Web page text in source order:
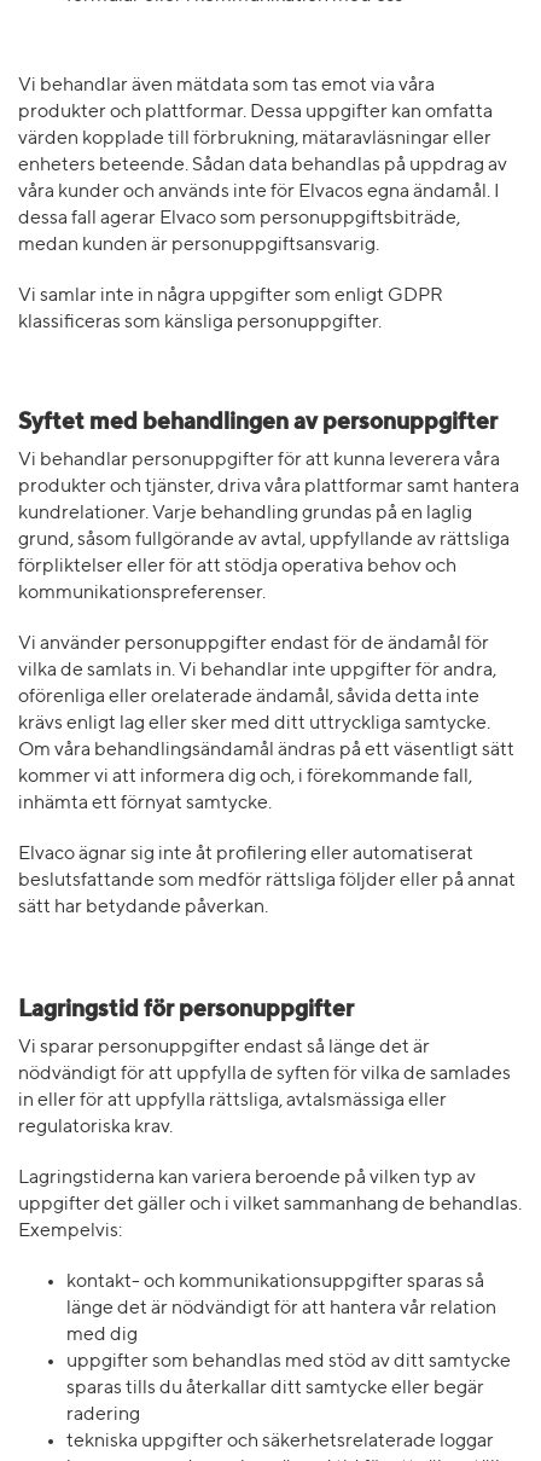
Vi behandlar även mätdata som tas emot via våra
produkter och plattformar. Dessa uppgifter kan omfatta
värden kopplade till förbrukning, mätaravläsningar eller
enheters beteende. Sådan data behandlas på uppdrag av
våra kunder och används inte för Elvacos egna ändamål. I
dessa fall agerar Elvaco som personuppgiftsbiträde,
medan kunden är personuppgiftsansvarig.
Vi samlar inte in några uppgifter som enligt GDPR
klassificeras som känsliga personuppgifter.
Syftet med behandlingen av personuppgifter
Vi behandlar personuppgifter för att kunna leverera våra
produkter och tjänster, driva våra plattformar samt hantera
kundrelationer. Varje behandling grundas på en laglig
grund, såsom fullgörande av avtal, uppfyllande av rättsliga
förpliktelser eller för att stödja operativa behov och
kommunikationspreferenser.
Vi använder personuppgifter endast för de ändamål för
vilka de samlats in. Vi behandlar inte uppgifter för andra,
oförenliga eller orelaterade ändamål, såvida detta inte
krävs enligt lag eller sker med ditt uttryckliga samtycke.
Om våra behandlingsändamål ändras på ett väsentligt sätt
kommer vi att informera dig och, i förekommande fall,
inhämta ett förnyat samtycke.
Elvaco ägnar sig inte åt profilering eller automatiserat
beslutsfattande som medför rättsliga följder eller på annat
sätt har betydande påverkan.
Lagringstid för personuppgifter
Vi sparar personuppgifter endast så länge det är
nödvändigt för att uppfylla de syften för vilka de samlades
in eller för att uppfylla rättsliga, avtalsmässiga eller
regulatoriska krav.
Lagringstiderna kan variera beroende på vilken typ av
uppgifter det gäller och i vilket sammanhang de behandlas.
Exempelvis:
kontakt- och kommunikationsuppgifter sparas så
länge det är nödvändigt för att hantera vår relation
med dig
uppgifter som behandlas med stöd av ditt samtycke
sparas tills du återkallar ditt samtycke eller begär
radering
tekniska uppgifter och säkerhetsrelaterade loggar